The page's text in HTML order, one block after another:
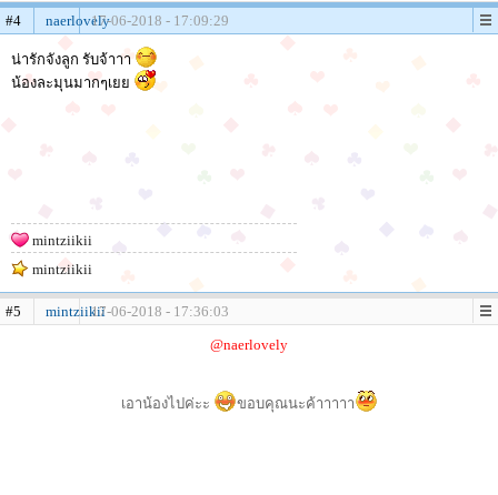
#4 naerlovely17-06-2018 - 17:09:29
น่ารักจังลูก รับจ้าาา
น้องละมุนมากๆเยย
mintziikii
mintziikii
#5 mintziikii17-06-2018 - 17:36:03
@naerlovely
เอาน้องไปค่ะะ ขอบคุณนะค้าาาาา